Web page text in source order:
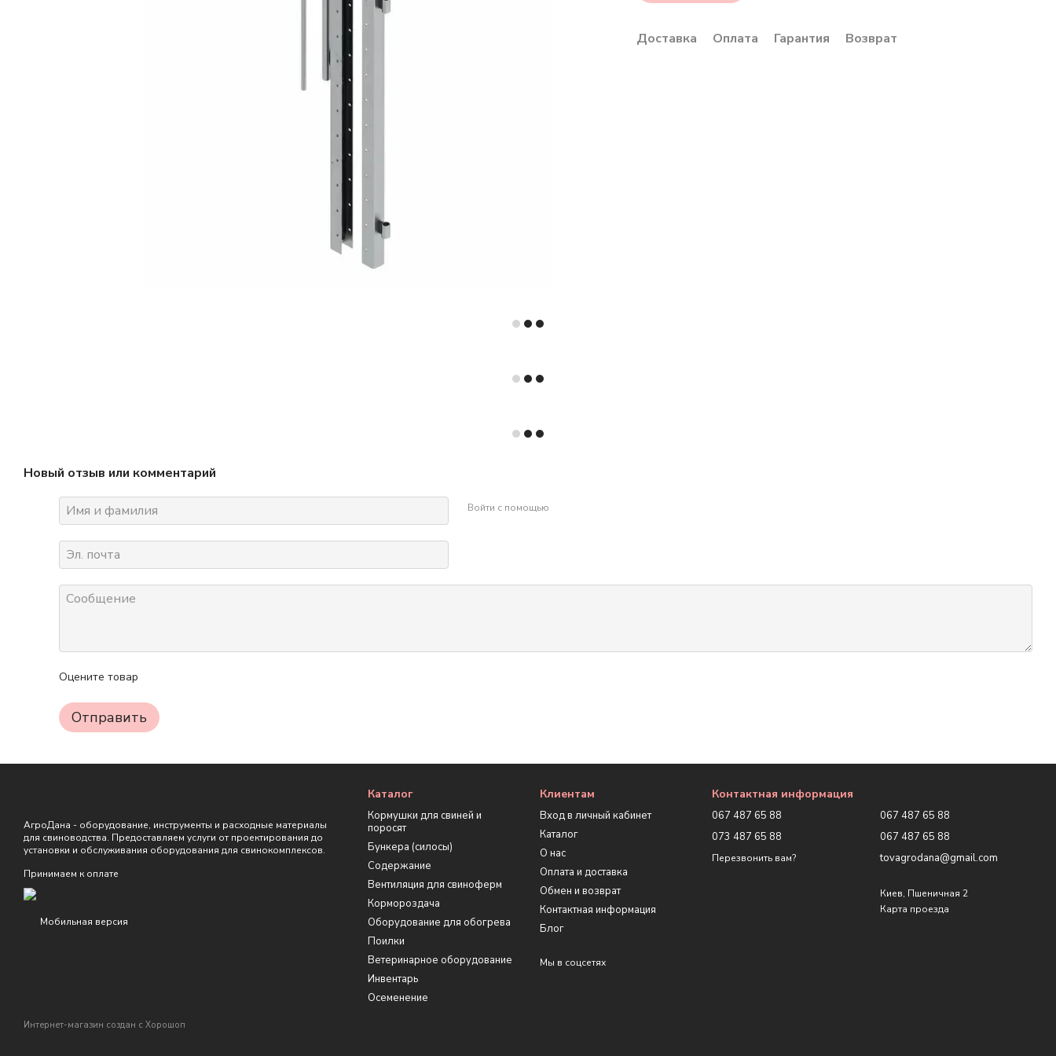
Доставка Оплата Гарантия Возврат
Новый отзыв или комментарий
Войти с помощью
Оцените товар
Отправить
АгроДана - оборудование, инструменты и расходные материалы
для свиноводства. Предоставляем услуги от проектирования до
установки и обслуживания оборудования для свинокомплексов.
Принимаем к оплате
Мобильная версия
Интернет-магазин создан с Хорошоп
Каталог
Кормушки для свиней и
поросят
Бункера (силосы)
Содержание
Вентиляция для свиноферм
Кормороздача
Оборудование для обогрева
Поилки
Ветеринарное оборудование
Инвентарь
Осеменение
Клиентам
Вход в личный кабинет
Каталог
О нас
Оплата и доставка
Обмен и возврат
Контактная информация
Блог
Мы в соцсетях
Контактная информация
067 487 65 88
073 487 65 88
Перезвонить вам?
067 487 65 88
067 487 65 88
tovagrodana@gmail.com
Киев, Пшеничная 2
Карта проезда